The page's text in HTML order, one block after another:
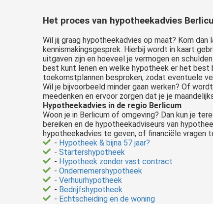
Het proces van hypotheekadvies
Wil jij graag hypotheekadvies op maat? Kom dan
kennismakingsgesprek. Hierbij wordt in kaart
uitgaven zijn en hoeveel je vermogen en
best kunt lenen en welke hypotheek er het best
toekomstplannen besproken, zodat eventuele
Wil je bijvoorbeeld minder gaan werken? Of
meedenken en ervoor zorgen dat je je
Hypotheekadvies in de regio Berlicum
Woon je in Berlicum of omgeving? Dan kun je
bereiken en de hypotheekadviseurs van
hypotheekadvies te geven, of financiële vragen
- Hypotheek & bijna 57 jaar?
-Startershypotheek
- Hypotheek zonder vast contract
-Ondernemershypotheek
-Verhuurhypotheek
- Bedrijfshypotheek
- Echtscheiding en de woning